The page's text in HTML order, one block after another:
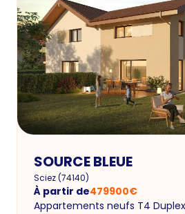
SOURCE BLEUE
Sciez(74140)
À partir de479900€
Appartements neufs T4